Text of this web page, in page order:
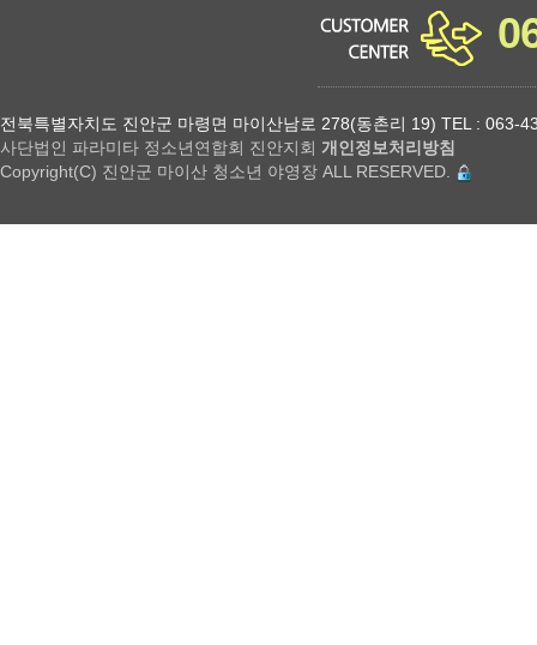
전북특별자치도 진안군 마령면 마이산남로 278(동촌리 19) TEL : 063-
사단법인 파라미타 정소년연합회 진안지회 개인정보처리방침
Copyright(C) 진안군 마이산 청소년 야영장 ALL RESERVED.